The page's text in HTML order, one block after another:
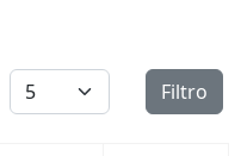
Visualizza # Filtro